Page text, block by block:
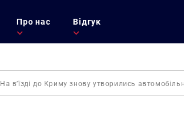
Про нас Відгук
На в’їзді до Криму знову утворились